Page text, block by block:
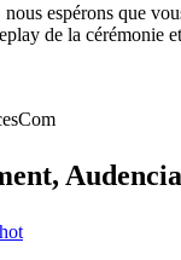
espérons que
de la cérémonie